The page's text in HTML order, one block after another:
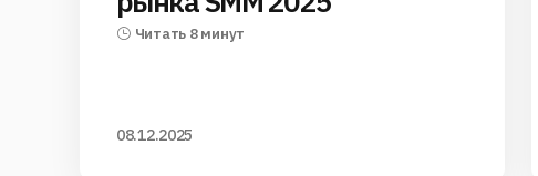
Читать 8 минут
08.12.2025